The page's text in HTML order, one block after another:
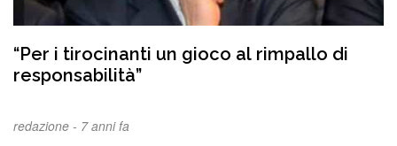
“Per i tirocinanti un gioco al rimpallo di
responsabilità”
redazione - 7 anni fa